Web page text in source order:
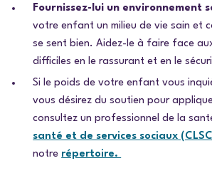
Fournissez-lui un environnement
votre enfant un milieu de vie sain et
se sent bien. Aidez-le à faire face
difficiles en le rassurant et en le
Si le poids de votre enfant vous
vous désirez du soutien pour
consultez un professionnel de la
santé et de services sociaux
notre répertoire.